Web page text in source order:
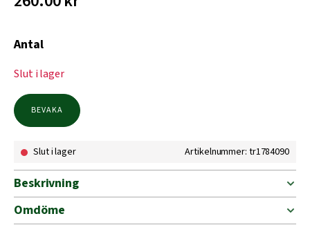
Antal
Slut i lager
BEVAKA
Slut i lager Artikelnummer: tr1784090
Beskrivning
Omdöme